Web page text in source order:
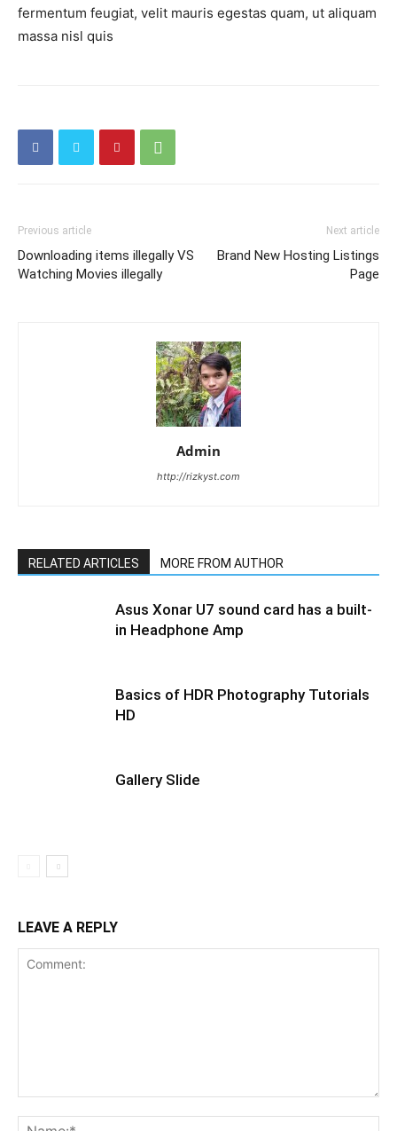
fermentum feugiat, velit mauris egestas quam, ut aliquam
massa nisl quis
Previous article
Downloading items illegally VS
Watching Movies illegally
Next article
Brand New Hosting Listings
Page
Admin
http://rizkyst.com
RELATED ARTICLES MORE FROM AUTHOR
Asus Xonar U7 sound card has a built-
in Headphone Amp
Basics of HDR Photography Tutorials
HD
Gallery Slide
LEAVE A REPLY